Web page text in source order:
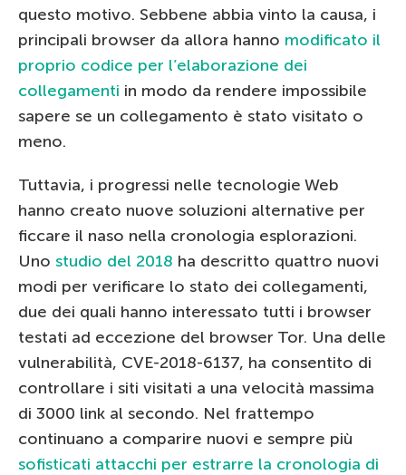
questo motivo. Sebbene abbia vinto la causa, i
principali browser da allora hanno modificato il
proprio codice per l’elaborazione dei
collegamenti in modo da rendere impossibile
sapere se un collegamento è stato visitato o
meno.
Tuttavia, i progressi nelle tecnologie Web
hanno creato nuove soluzioni alternative per
ficcare il naso nella cronologia esplorazioni.
Uno studio del 2018 ha descritto quattro nuovi
modi per verificare lo stato dei collegamenti,
due dei quali hanno interessato tutti i browser
testati ad eccezione del browser Tor. Una delle
vulnerabilità, CVE-2018-6137, ha consentito di
controllare i siti visitati a una velocità massima
di 3000 link al secondo. Nel frattempo
continuano a comparire nuovi e sempre più
sofisticati attacchi per estrarre la cronologia di